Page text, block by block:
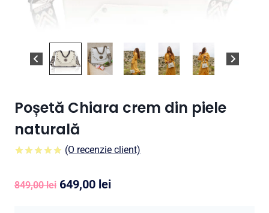
Poșetă Chiara crem din piele
naturală
evaluare a
clientului
(O recenzie client)
849,00lei Prețul
649,00 leiPrețul